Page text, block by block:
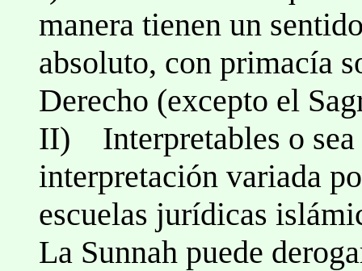
manera tienen un
absoluto, con primacía
Derecho (excepto el
II) Interpretables o sea
interpretación variada
escuelas jurídicas
La Sunnah puede